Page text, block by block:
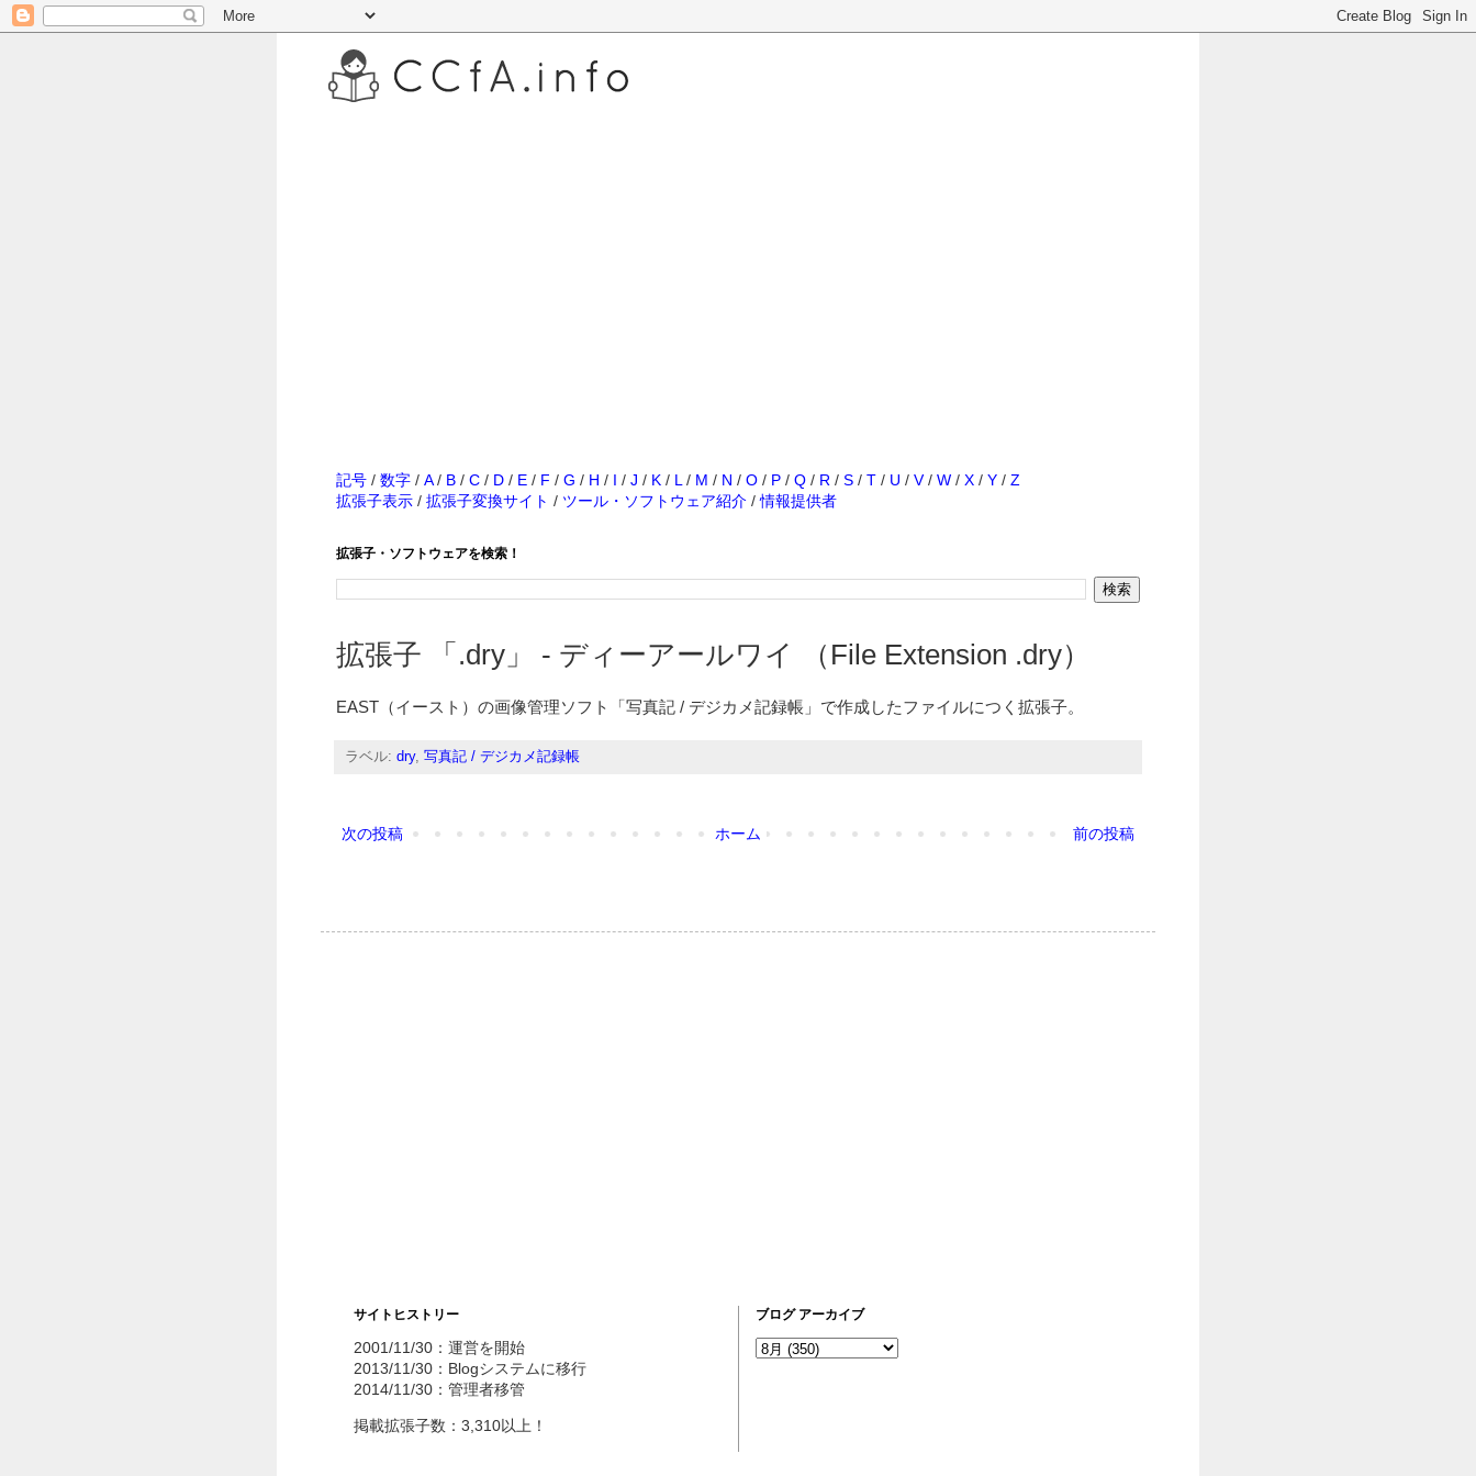
記号 / 数字 / A/ B / C / D / E / F / G / H / I / J / K / L / M / N / O / P / Q / R / S / T / U / V/ W / X / Y / Z
拡張子表示 / 拡張子変換サイト / ツール・ソフトウェア紹介 /情報提供者
拡張子・ソフトウェアを検索！
拡張子 「.dry」 - ディーアールワイ （File Extension .dry）
EAST（イースト）の画像管理ソフト「写真記 / デジカメ記録帳」で作成したファイルにつく拡張子。
ラベル: dry, 写真記 / デジカメ記録帳
次の投稿 前の投稿
ホーム
サイトヒストリー
2001/11/30：運営を開始
2013/11/30：Blogシステムに移行
2014/11/30：管理者移管
掲載拡張子数：3,310以上！
ブログ アーカイブ